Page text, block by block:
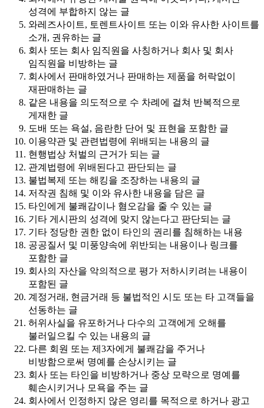
성격에 부합하지 않는 글
와레즈사이트, 토렌트사이트 또는 이와 유사한 사이트를
소개, 권유하는 글
회사 또는 회사 임직원을 사칭하거나 회사 및 회사
임직원을 비방하는 글
회사에서 판매하였거나 판매하는 제품을 허락없이
재판매하는 글
같은 내용을 의도적으로 수 차례에 걸쳐 반복적으로
게재한 글
도배 또는 욕설, 음란한 단어 및 표현을 포함한 글
이용약관 및 관련법령에 위배되는 내용의 글
현행법상 처벌의 근거가 되는 글
관계법령에 위배된다고 판단되는 글
불법복제 또는 해킹을 조장하는 내용의 글
저작권 침해 및 이와 유사한 내용을 담은 글
타인에게 불쾌감이나 혐오감을 줄 수 있는 글
기타 게시판의 성격에 맞지 않는다고 판단되는 글
기타 정당한 권한 없이 타인의 권리를 침해하는 내용
공공질서 및 미풍양속에 위반되는 내용이나 링크를
포함한 글
회사의 자산을 악의적으로 평가 저하시키려는 내용이
포함된 글
계정거래, 현금거래 등 불법적인 시도 또는 타 고객들을
선동하는 글
허위사실을 유포하거나 다수의 고객에게 오해를
불러일으킬 수 있는 내용의 글
다른 회원 또는 제3자에게 불쾌감을 주거나
비방함으로써 명예를 손상시키는 글
회사 또는 타인을 비방하거나 중상 모략으로 명예를
훼손시키거나 모욕을 주는 글
회사에서 인정하지 않은 영리를 목적으로 하거나 광고